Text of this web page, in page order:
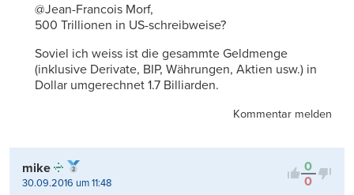
@Jean-Francois Morf,
500 Trillionen in US-schreibweise?
Soviel ich weiss ist die gesammte Geldmenge
(inklusive Derivate, BIP, Währungen, Aktien usw.) in
Dollar umgerechnet 1.7 Billiarden.
Kommentar melden
0
0
mike
30.09.2016 um 11:48